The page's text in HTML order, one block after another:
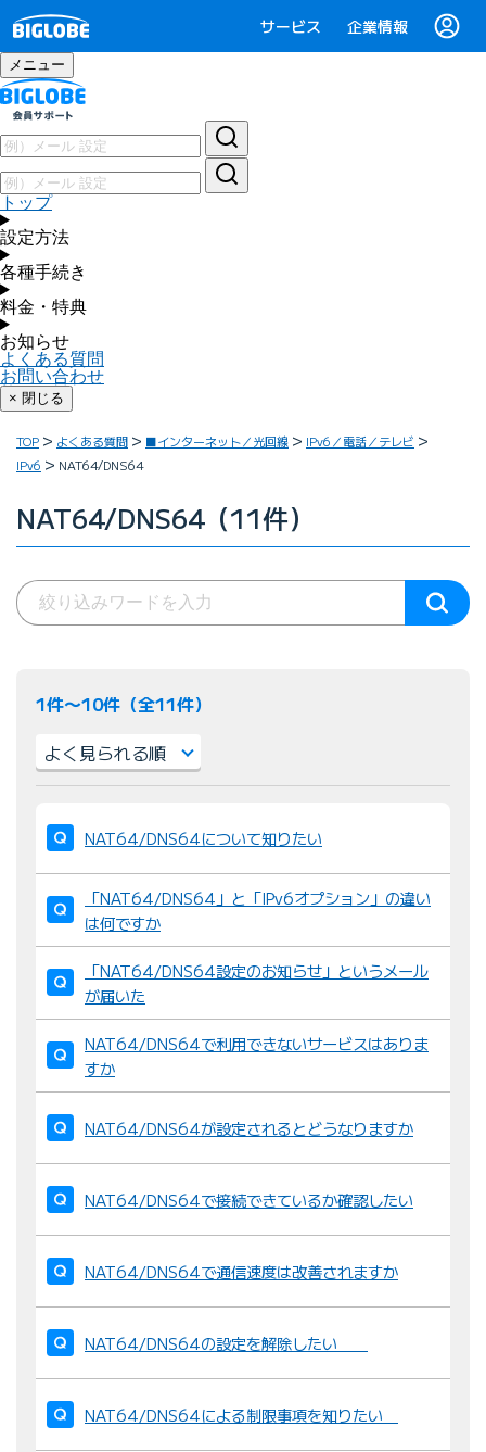
サービス 企業情報
メニュー
トップ
設定方法
各種手続き
料金・特典
お知らせ
よくある質問
お問い合わせ
× 閉じる
TOP よくある質問 ■インターネット／光回線
IPv6／電話／テレビ
IPv6
NAT64/DNS64
NAT64/DNS64（11件）
1件〜10件（全11件）
び
替
え
：
NAT64/DNS64について知りたい
「NAT64/DNS64」と「IPv6オプション」の違い
は何ですか
「NAT64/DNS64設定のお知らせ」というメール
が届いた
NAT64/DNS64で利用できないサービスはありま
すか
NAT64/DNS64が設定されるとどうなりますか
NAT64/DNS64で接続できているか確認したい
NAT64/DNS64で通信速度は改善されますか
NAT64/DNS64の設定を解除したい
NAT64/DNS64による制限事項を知りたい